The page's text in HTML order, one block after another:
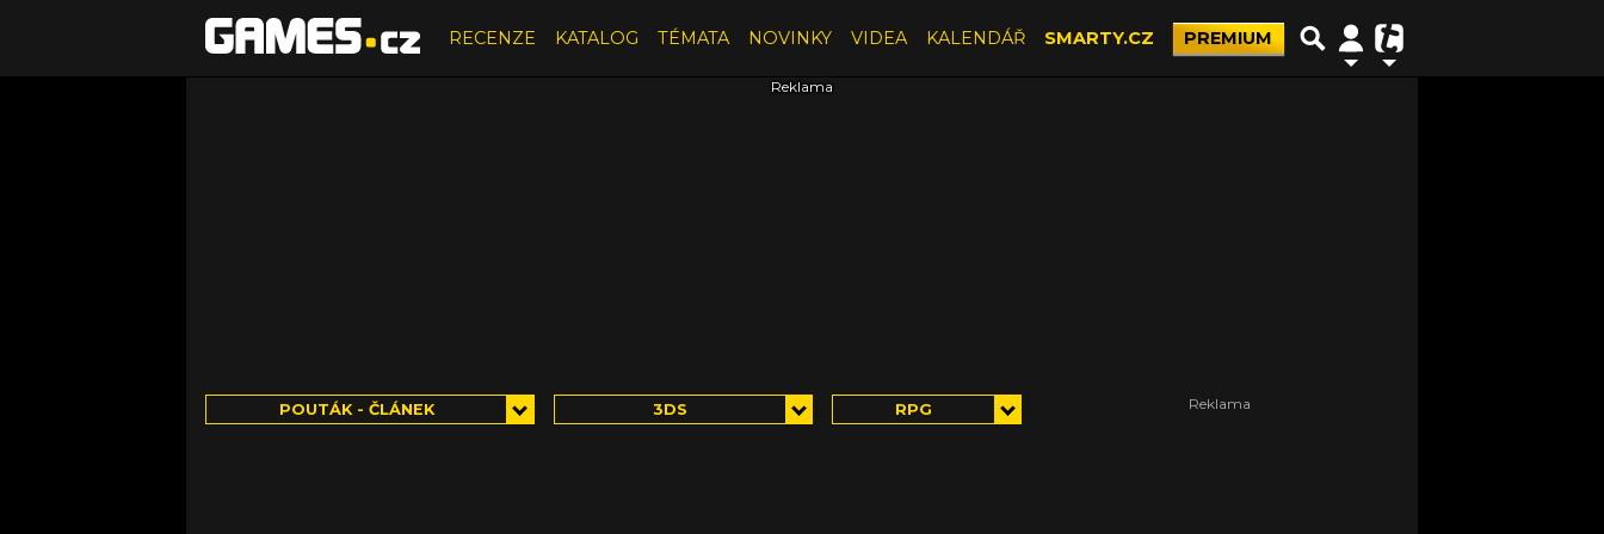
RECENZE KATALOG TÉMATA NOVINKY VIDEA KALENDÁŘ SMARTY.CZ PREMIUM
POUTÁK - ČLÁNEK 3DS RPG